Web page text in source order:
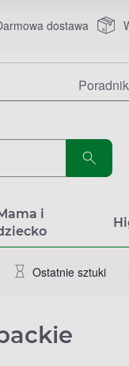
dostawa
Poradnik
i
Ostatnie sztuki